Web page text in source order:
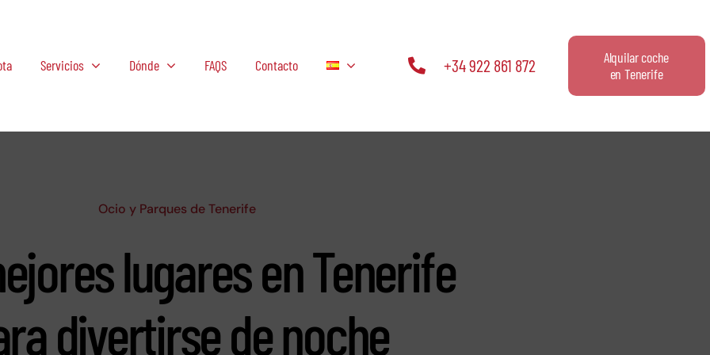
Servicios Dónde FAQS Contacto +34 922 861 872
Alquilar coche
en Tenerife
Ocio y Parques de Tenerife
lugares en Tenerife
divertirse de noche